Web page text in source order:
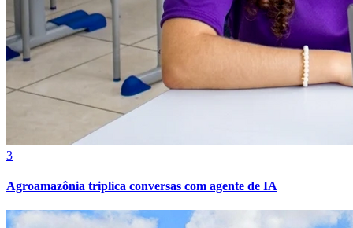
3
Agroamazônia triplica conversas com agente de IA